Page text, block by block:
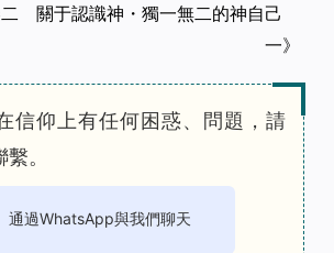
關于認識神・獨一無二的神自己
一》
信仰上有任何困惑、問題，請
。
通過WhatsApp與我們聊天